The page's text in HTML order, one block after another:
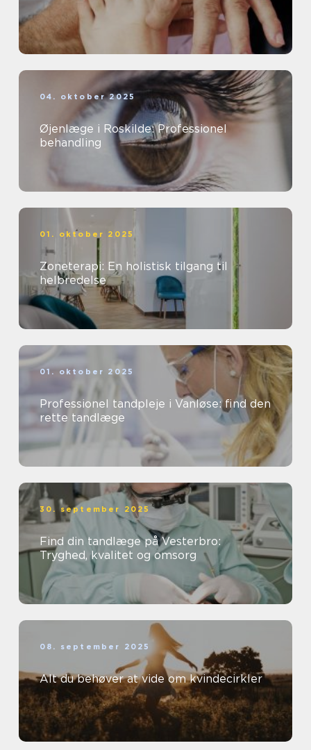
04. oktober 2025
Øjenlæge i Roskilde: Professionel
behandling
01. oktober 2025
Zoneterapi: En holistisk tilgang til
helbredelse
01. oktober 2025
Professionel tandpleje i Vanløse: find den
rette tandlæge
30. september 2025
Find din tandlæge på Vesterbro:
Tryghed, kvalitet og omsorg
08. september 2025
Alt du behøver at vide om kvindecirkler